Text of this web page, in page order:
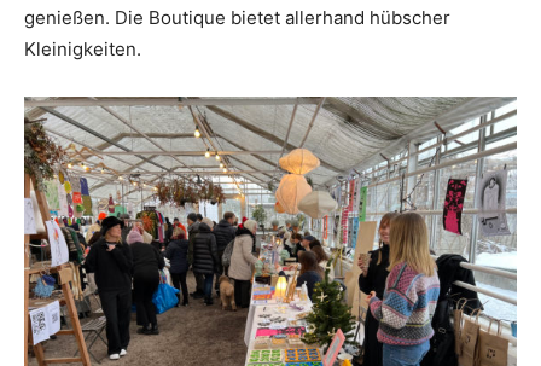
genießen. Die Boutique bietet allerhand hübscher
Kleinigkeiten.